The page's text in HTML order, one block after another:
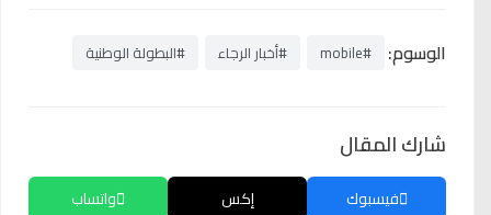
الوسوم: #mobile #أخبار الرجاء #البطولة الوطنية
شارك المقال
فيسبوك إكس واتساب